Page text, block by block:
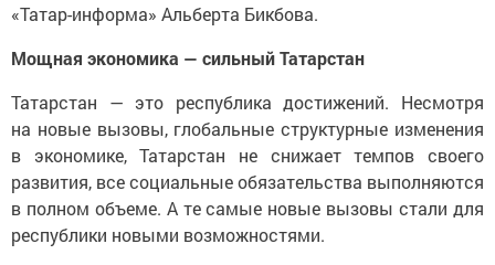
«Татар-информа» Альберта Бикбова.
Мощная экономика — сильный Татарстан
Татарстан — это республика достижений. Несмотря
на новые вызовы, глобальные структурные изменения
в экономике, Татарстан не снижает темпов своего
развития, все социальные обязательства выполняются
в полном объеме. А те самые новые вызовы стали для
республики новыми возможностями.